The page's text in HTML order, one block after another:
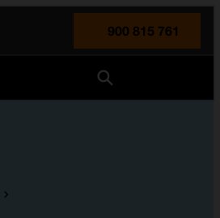
900 815 761